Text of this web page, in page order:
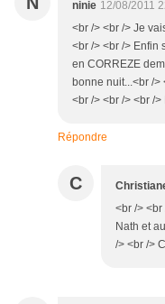
ninie 12/08/2011
<br /> <br /> Je
<br /> <br /> Enfin
en CORREZE
bonne nuit...<br />
<br /> <br /> <br /
Répondre
C
<br />
Nath et
/> <br />